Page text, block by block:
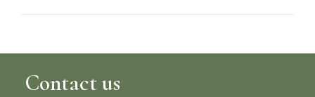
Contact us